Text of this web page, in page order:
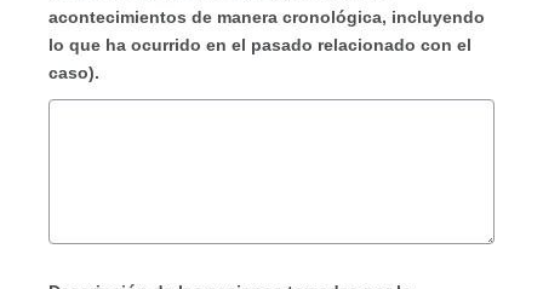
acontecimientos de manera cronológica, incluyendo
lo que ha ocurrido en el pasado relacionado con el
caso).